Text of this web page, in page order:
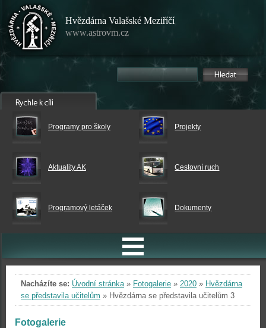
Hvězdárna Valašské Meziříčí
www.astrovm.cz
Programy pro školy Projekty
Aktuality AK Cestovní ruch
Programový letáček Dokumenty
Nacházíte se: Úvodní stránka» Fotogalerie » 2020 » Hvězdárna
se představila učitelům » Hvězdárna se představila učitelům 3
Fotogalerie